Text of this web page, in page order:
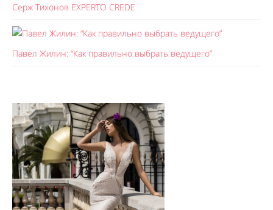
Серж Тихонов EXPERTO CREDE
Павел Жилин: “Как правильно выбрать ведущего”